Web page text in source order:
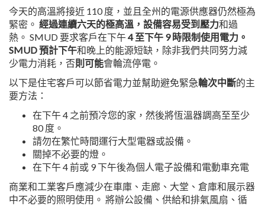
今天的高溫將接近 110 度，並且全州的電源供應器仍然極為
緊密。 經過連續六天的極高溫，設備容易受到壓力和過
熱。 SMUD 要求客戶在下午4 至下午 9 時限制使用電力。
SMUD 預計下午和晚上的能源短缺，除非我們共同努力減
少電力消耗，否則可能會輪流停電。
以下是住宅客戶可以節省電力並幫助避免緊急輪次中斷的主
要方法：
在下午 4 之前預冷您的家，然後將恆溫器調高至至少
80 度。
請勿在繁忙時間運行大型電器或設備。
關掉不必要的燈。
在下午 4 前或 9 下午後為個人電子設備和電動車充電
商業和工業客戶應減少在車庫、走廊、大堂、倉庫和展示器
中不必要的照明使用。 將辦公設備、供給和排氣風扇、循